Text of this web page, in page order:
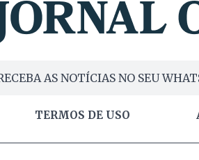
AS NOTÍCIAS NO SEU
TERMOS DE USO